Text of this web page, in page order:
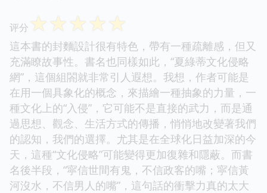
评分 ☆☆☆☆☆
這本書的封麵設計很有特色，帶有一種疏離感，但又
充滿瞭故事性。書名也同樣如此，“夏綠蒂文化侵略
網”，這個組閤就非常引人遐想。我想，作者可能是
在用一個具象化的概念，來描繪一種抽象的力量，一
種文化上的“入侵”，它可能不是直接的武力，而是通
過思想、觀念、生活方式的傳播，悄悄地改變著我們
的認知，我們的選擇。尤其是在全球化日益加深的今
天，這種“文化侵略”可能變得更加復雜和隱蔽。而書
名後半段，“寜信世間有鬼，不信政客的嘴；寜信黃
河沒水，不信男人的嘴”，這句話的衝擊力真的太大